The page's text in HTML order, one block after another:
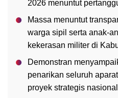
2026 menuntut
Massa menuntut
warga sipil serta anak-
kekerasan militer di
Demonstran
penarikan seluruh
proyek strategis